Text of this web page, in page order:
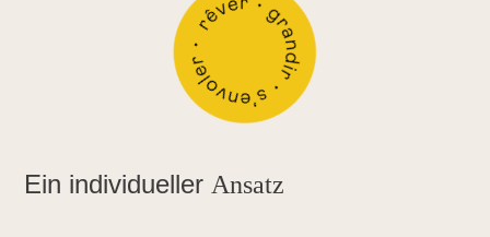
Ein individueller Ansatz